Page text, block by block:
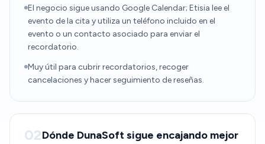
El negocio sigue usando Google Calendar; Etisia lee el
evento de la cita y utiliza un teléfono incluido en el
evento o un contacto asociado para enviar el
recordatorio.
Muy útil para cubrir recordatorios, recoger
cancelaciones y hacer seguimiento de reseñas.
02Dónde DunaSoft sigue encajando mejor